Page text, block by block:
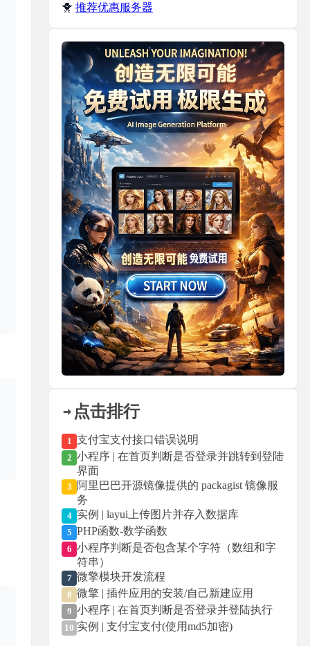
🐥 推荐优惠服务器
点击排行
1 支付宝支付接口错误说明
2 小程序 | 在首页判断是否登录并跳转到登陆
界面
3
阿里巴巴开源镜像提供的 packagist 镜像服
务
4 实例 | layui上传图片并存入数据库
5 PHP函数-数学函数
6 小程序判断是否包含某个字符（数组和字
符串）
7 微擎模块开发流程
8 微擎 | 插件应用的安装/自己新建应用
9 小程序 | 在首页判断是否登录并登陆执行
10 实例 | 支付宝支付(使用md5加密)